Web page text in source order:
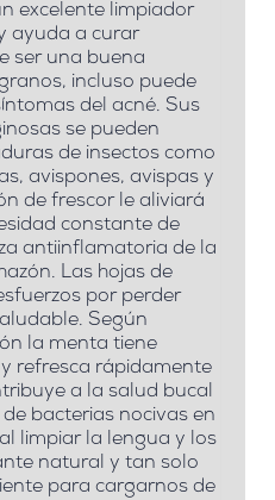
excelente limpiador
ayuda a curar
ser una buena
incluso puede
del acné. Sus
se pueden
de insectos como
avispones, avispas y
de frescor le aliviará
constante de
antiinflamatoria de la
Las hojas de
por perder
Según
la menta tiene
refresca rápidamente
a la salud bucal
bacterias nocivas en
limpiar la lengua y los
natural y tan solo
para cargarnos de